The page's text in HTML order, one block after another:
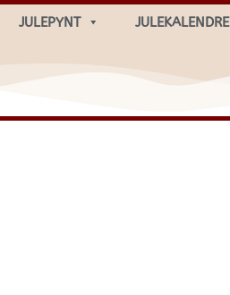
JULEPYNT JULEKALENDRE